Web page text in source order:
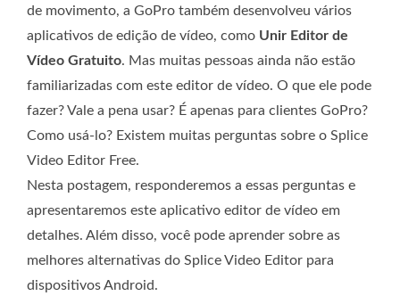
de movimento, a GoPro também desenvolveu vários
aplicativos de edição de vídeo, como Unir Editor de
Vídeo Gratuito. Mas muitas pessoas ainda não estão
familiarizadas com este editor de vídeo. O que ele pode
fazer? Vale a pena usar? É apenas para clientes GoPro?
Como usá-lo? Existem muitas perguntas sobre o Splice
Video Editor Free.
Nesta postagem, responderemos a essas perguntas e
apresentaremos este aplicativo editor de vídeo em
detalhes. Além disso, você pode aprender sobre as
melhores alternativas do Splice Video Editor para
dispositivos Android.